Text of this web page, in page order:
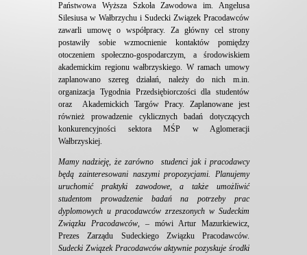
Państwowa Wyższa Szkoła Zawodowa im. Angelusa
Silesiusa w Wałbrzychu i Sudecki Związek Pracodawców
zawarli umowę o współpracy. Za główny cel strony
postawiły sobie wzmocnienie kontaktów pomiędzy
otoczeniem społeczno-gospodarczym, a środowiskiem
akademickim regionu wałbrzyskiego. W ramach umowy
zaplanowano szereg działań, należy do nich m.in.
organizacja Tygodnia Przedsiębiorczości dla studentów
oraz Akademickich Targów Pracy. Zaplanowane jest
również prowadzenie cyklicznych badań dotyczących
konkurencyjności sektora MŚP w Aglomeracji
Wałbrzyskiej.
Mamy nadzieję, że zarówno studenci jak i pracodawcy
będą zainteresowani naszymi propozycjami. Planujemy
uruchomić praktyki zawodowe, a także umożliwić
studentom prowadzenie badań na potrzeby prac
dyplomowych u pracodawców zrzeszonych w Sudeckim
Związku Pracodawców, – mówi Artur Mazurkiewicz,
Prezes Zarządu Sudeckiego Związku Pracodawców.
Sudecki Związek Pracodawców aktywnie pozyskuje środki